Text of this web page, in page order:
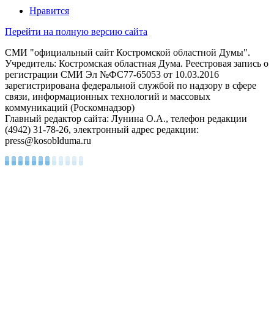
Нравится
Перейти на полную версию сайта
СМИ "официальный сайт Костромской областной Думы".
Учредитель: Костромская областная Дума. Реестровая запись о
регистрации СМИ Эл №ФС77-65053 от 10.03.2016
зарегистрирована федеральной службой по надзору в сфере
связи, информационных технологий и массовых
коммуникаций (Роскомнадзор)
Главный редактор сайта: Лунина О.А., телефон редакции
(4942) 31-78-26, электронный адрес редакции:
press@kosoblduma.ru